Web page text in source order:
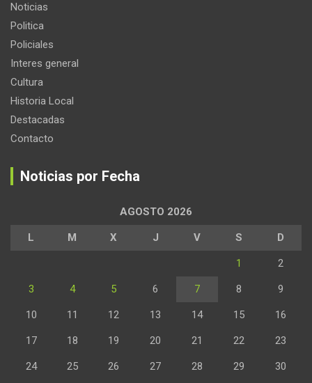
Noticias
Politica
Policiales
Interes general
Cultura
Historia Local
Destacadas
Contacto
Noticias por Fecha
AGOSTO 2026
L M X J V S D
1 2
3 4 5 6 7 8 9
10 11 12 13 14 15 16
17 18 19 20 21 22 23
24 25 26 27 28 29 30